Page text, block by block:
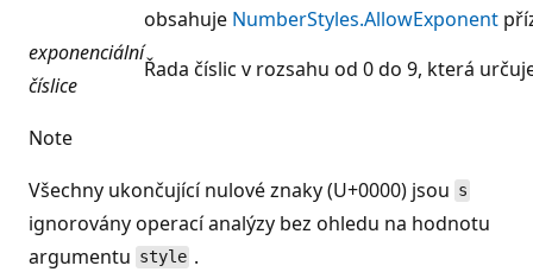
obsahuje NumberStyles.AllowExponent
exponenciální
číslice
Řada číslic v rozsahu od 0 do 9, která
Note
Všechny ukončující nulové znaky (U+0000) jsou s
ignorovány operací analýzy bez ohledu na hodnotu
argumentu style .